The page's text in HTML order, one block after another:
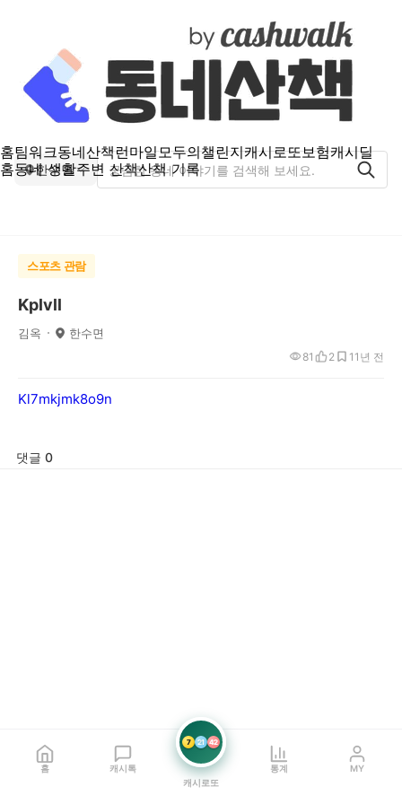
홈팀워크동네산책런마일모두의챌린지캐시로또보험캐시딜
홈동네 생활주변 산책산책 기록
한수면
스포츠 관람
Kplvll
김옥 한수면
1년 전
81 2 1
Kl7mkjmk8o9n
댓글 0
홈 캐시톡
7 21 42
캐시로또
통계 MY